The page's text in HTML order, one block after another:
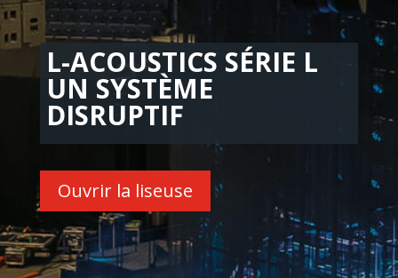
L-ACOUSTICS SÉRIE L
UN SYSTÈME
DISRUPTIF
Ouvrir la liseuse